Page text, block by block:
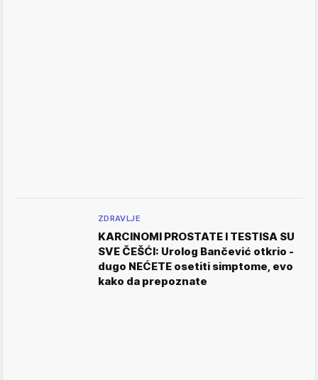
ZDRAVLJE
KARCINOMI PROSTATE I TESTISA SU
SVE ČEŠĆI: Urolog Bančević otkrio -
dugo NEĆETE osetiti simptome, evo
kako da prepoznate